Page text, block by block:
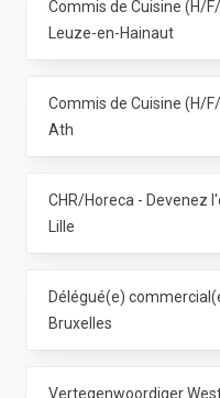
Leuze-en-Hainaut
Ath
Lille
Bruxelles